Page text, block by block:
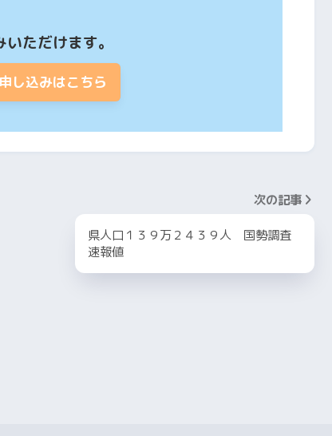
ただけます。
し込みはこちら
次の記事
県人口１３９万２４３９人 国勢調査
速報値